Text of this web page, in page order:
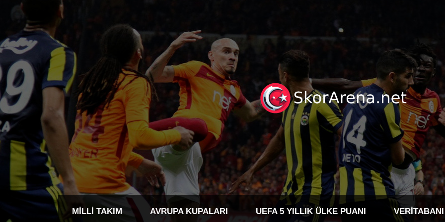
MILLI TAKIM AVRUPA KUPALARI UEFA 5 YILLIK ÜLKE PUANI VERITABANI